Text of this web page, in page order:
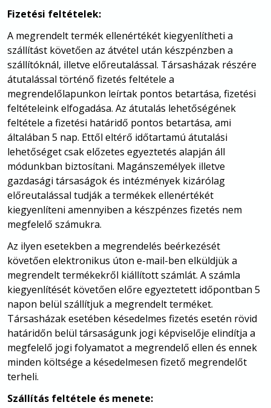
Fizetési feltételek:
A megrendelt termék ellenértékét kiegyenlítheti a
szállítást követően az átvétel után készpénzben a
szállítóknál, illetve előreutalással. Társasházak részére
átutalással történő fizetés feltétele a
megrendelőlapunkon leírtak pontos betartása, fizetési
feltételeink elfogadása. Az átutalás lehetőségének
feltétele a fizetési határidő pontos betartása, ami
általában 5 nap. Ettől eltérő időtartamú átutalási
lehetőséget csak előzetes egyeztetés alapján áll
módunkban biztosítani. Magánszemélyek illetve
gazdasági társaságok és intézmények kizárólag
előreutalással tudják a termékek ellenértékét
kiegyenlíteni amennyiben a készpénzes fizetés nem
megfelelő számukra.
Az ilyen esetekben a megrendelés beérkezését
követően elektronikus úton e-mail-ben elküldjük a
megrendelt termékekről kiállított számlát. A számla
kiegyenlítését követően előre egyeztetett időpontban 5
napon belül szállítjuk a megrendelt terméket.
Társasházak esetében késedelmes fizetés esetén rövid
határidőn belül társaságunk jogi képviselője elindítja a
megfelelő jogi folyamatot a megrendelő ellen és ennek
minden költsége a késedelmesen fizető megrendelőt
terheli.
Szállítás feltétele és menete: